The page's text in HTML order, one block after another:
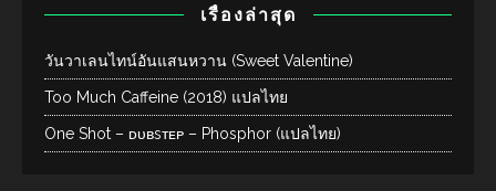
เรื่องล่าสุด
วันวาเลนไทน์อันแสนหวาน (Sweet Valentine)
Too Much Caffeine (2018) แปลไทย
One Shot – ᴅᴜʙsᴛᴇᴘ – Phosphor (แปลไทย)